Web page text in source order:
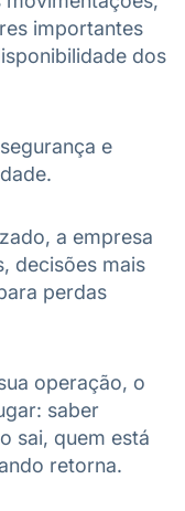
importantes
dos
e
a empresa
decisões mais
perdas
operação, o
saber
sai, quem está
retorna.